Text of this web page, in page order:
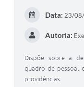
Data: 23/
Autoria:
Dispõe sobre a
quadro de pessoal
providências.